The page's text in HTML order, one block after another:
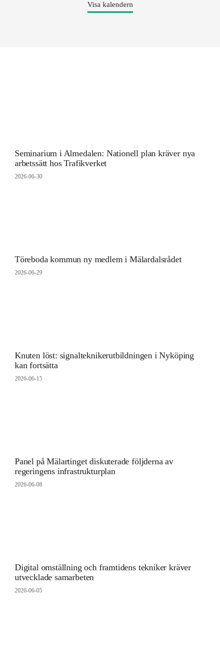
Visa kalendern
Seminarium i Almedalen: Nationell plan kräver nya
arbetssätt hos Trafikverket
2026-06-30
Töreboda kommun ny medlem i Mälardalsrådet
2026-06-29
Knuten löst: signalteknikerutbildningen i Nyköping
kan fortsätta
2026-06-15
Panel på Mälartinget diskuterade följderna av
regeringens infrastrukturplan
2026-06-08
Digital omställning och framtidens tekniker kräver
utvecklade samarbeten
2026-06-05